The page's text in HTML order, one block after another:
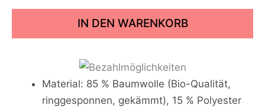
IN DEN WARENKORB
Material: 85 % Baumwolle (Bio-Qualität,
ringgesponnen, gekämmt), 15 % Polyester